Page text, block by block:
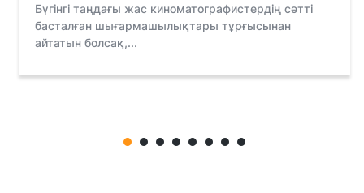
Бүгінгі таңдағы жас киноматографистердің сәтті
басталған шығармашылықтары тұрғысынан
айтатын болсақ,...